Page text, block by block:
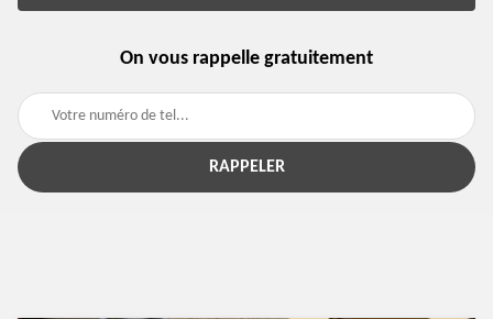
On vous rappelle gratuitement